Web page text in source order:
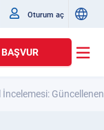
Oturum aç
BAŞVUR